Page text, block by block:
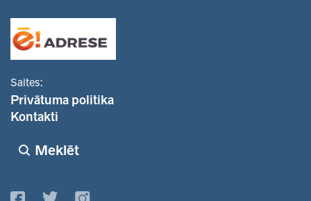
Saites:
Privātuma politika
Kontakti
Meklēt